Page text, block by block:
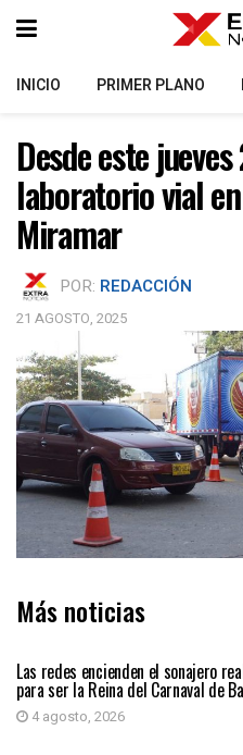
INICIO PRIMER PLANO
Desde este
laboratorio vial
Miramar
POR: REDACCIÓN
21 AGOSTO, 2025
Más noticias
Las redes encienden el sonajero
para ser la Reina del Carnaval de
4 agosto, 2026
BARRANQUILLA